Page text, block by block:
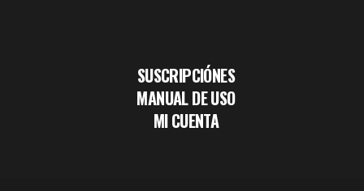
SUSCRIPCIÓNES
MANUAL DE USO
MI CUENTA